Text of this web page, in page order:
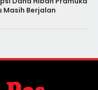
Berjalan